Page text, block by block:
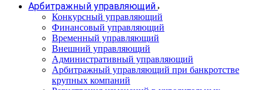
Арбитражный управляющий
Конкурсный управляющий
Финансовый управляющий
Временный управляющий
Внешний управляющий
Административный управляющий
Арбитражный управляющий при банкротстве
крупных компаний